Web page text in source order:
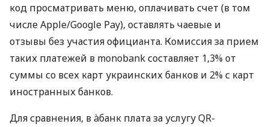
код просматривать меню, оплачивать счет (в том
числе Apple/Google Pay), оставлять чаевые и
отзывы без участия официанта. Комиссия за прием
таких платежей в monobank составляет 1,3% от
суммы со всех карт украинских банков и 2% с карт
иностранных банков.
Для сравнения, в àбанк плата за услугу QR-